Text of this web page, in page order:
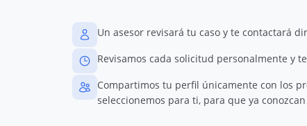
Un asesor revisará tu caso y te contactará
Revisamos cada solicitud personalmente y
Compartimos tu perfil únicamente con los
seleccionemos para ti, para que ya